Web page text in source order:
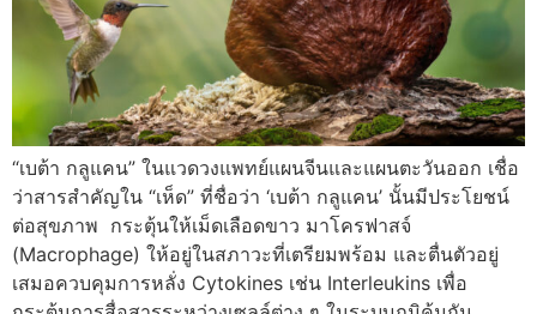
“เบต้า กลูแคน” ในแวดวงแพทย์แผนจีนและแผนตะวันออก เชื่อ
ว่าสารสำคัญใน “เห็ด” ที่ชื่อว่า ‘เบต้า กลูแคน’ นั้นมีประโยชน์
ต่อสุขภาพ กระตุ้นให้เม็ดเลือดขาว มาโครฟาสจ์
(Macrophage) ให้อยู่ในสภาวะที่เตรียมพร้อม และตื่นตัวอยู่
เสมอควบคุมการหลั่ง Cytokines เช่น Interleukins เพื่อ